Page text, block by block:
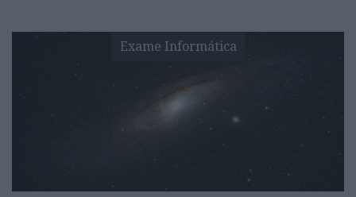
Exame Informática